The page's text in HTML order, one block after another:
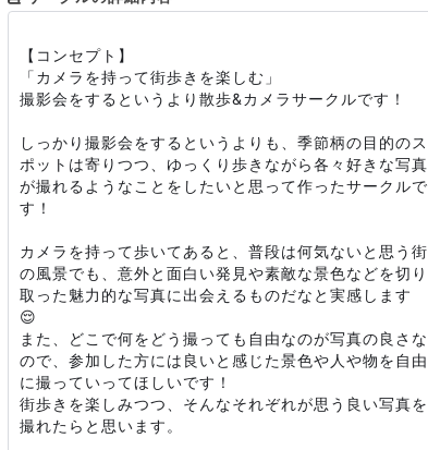
【コンセプト】
「カメラを持って街歩きを楽しむ」
撮影会をするというより散歩&カメラサークルです！
しっかり撮影会をするというよりも、季節柄の目的のス
ポットは寄りつつ、ゆっくり歩きながら各々好きな写真
が撮れるようなことをしたいと思って作ったサークルで
す！
カメラを持って歩いてあると、普段は何気ないと思う街
の風景でも、意外と面白い発見や素敵な景色などを切り
取った魅力的な写真に出会えるものだなと実感します
😌
また、どこで何をどう撮っても自由なのが写真の良さな
ので、参加した方には良いと感じた景色や人や物を自由
に撮っていってほしいです！
街歩きを楽しみつつ、そんなそれぞれが思う良い写真を
撮れたらと思います。